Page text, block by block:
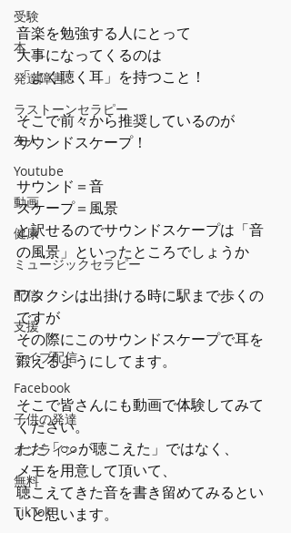
受験
本
発達障害
ラストーンセラピー
友人
Youtube
動画
健康
ミュージックセラピー
配信
支援
ライブ配信
Facebook
子供の発達
オンライン
無料
TikTok
音楽を勉強する人にとって
大事になってくるのは
「よく聴く耳」を持つこと！
そこで前々から推奨しているのが
サウンドスケープ！
サウンド＝音
スケープ＝風景
と訳せるのでサウンドスケープは「音
の風景」といったところでしょうか
ワタクシは出掛ける時に駅まで歩くの
ですが
その際にこのサウンドスケープで耳を
鍛えるようにしてます。
そこで皆さんにも動画で体験してみて
ください。
ただ「○○が聴こえた」ではなく、
メモを用意して頂いて、
聴こえてきた音を書き留めてみるとい
いと思います。